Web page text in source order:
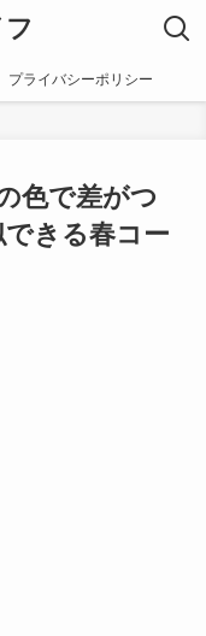
プライバシーポリシー
色で差がつ
できる春コー